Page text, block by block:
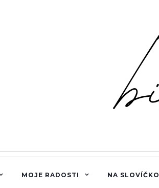
MOJE RADOSTI NA SLOVÍČKO